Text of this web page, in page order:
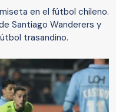
en el fútbol chileno.
Santiago Wanderers y
trasandino.